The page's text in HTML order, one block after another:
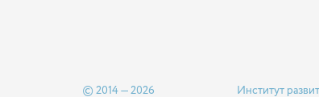
© 2014 — 2026 Институт